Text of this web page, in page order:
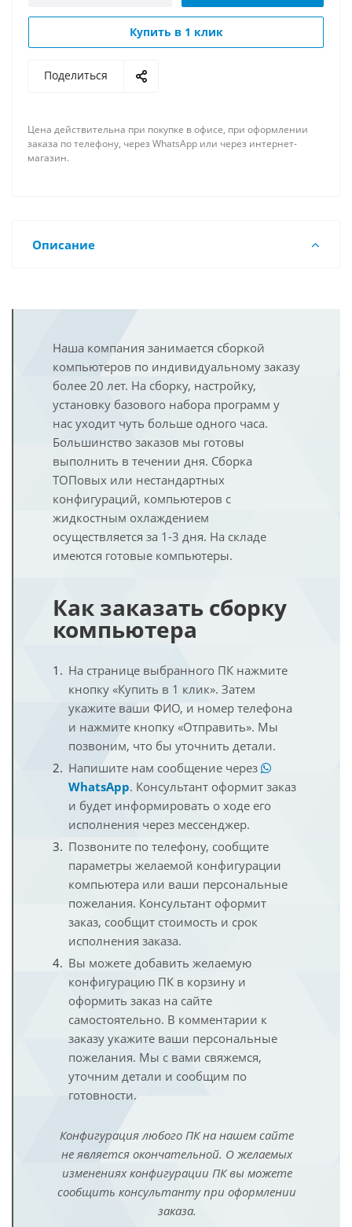
Купить в 1 клик
Поделиться
Цена действительна при покупке в офисе, при оформлении
заказа по телефону, через WhatsApp или через интернет-
магазин.
Описание
Наша компания занимается сборкой
компьютеров по индивидуальному заказу
более 20 лет. На сборку, настройку,
установку базового набора программ у
нас уходит чуть больше одного часа.
Большинство заказов мы готовы
выполнить в течении дня. Сборка
ТОПовых или нестандартных
конфигураций, компьютеров с
жидкостным охлаждением
осуществляется за 1-3 дня. На складе
имеются готовые компьютеры.
Как заказать сборку
компьютера
На странице выбранного ПК нажмите
кнопку «Купить в 1 клик». Затем
укажите ваши ФИО, и номер телефона
и нажмите кнопку «Отправить». Мы
позвоним, что бы уточнить детали.
Напишите нам сообщение через
WhatsApp. Консультант оформит заказ
и будет информировать о ходе его
исполнения через мессенджер.
Позвоните по телефону, сообщите
параметры желаемой конфигурации
компьютера или ваши персональные
пожелания. Консультант оформит
заказ, сообщит стоимость и срок
исполнения заказа.
Вы можете добавить желаемую
конфигурацию ПК в корзину и
оформить заказ на сайте
самостоятельно. В комментарии к
заказу укажите ваши персональные
пожелания. Мы с вами свяжемся,
уточним детали и сообщим по
готовности.
Конфигурация любого ПК на нашем сайте
не является окончательной. О желаемых
изменениях конфигурации ПК вы можете
сообщить консультанту при оформлении
заказа.